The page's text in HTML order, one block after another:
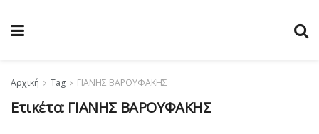
Αρχική Tag ΓΙΑΝΗΣ ΒΑΡΟΥΦΑΚΗΣ
Ετικέτα: ΓΙΑΝΗΣ ΒΑΡΟΥΦΑΚΗΣ